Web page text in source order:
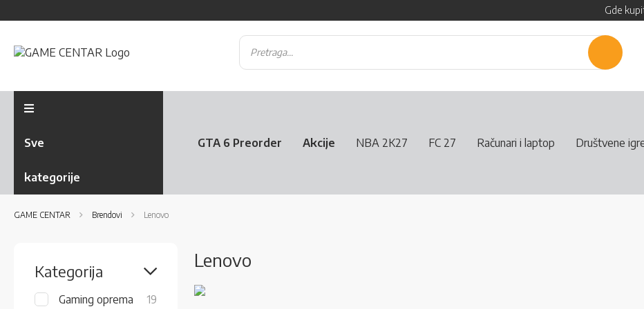
Gde
Sve
kategorije
GTA 6 Preorder Akcije NBA 2K27 FC 27 Računari i laptop Društvene
GAME CENTAR Brendovi Lenovo
Lenovo
Kategorija
Gaming oprema 19items